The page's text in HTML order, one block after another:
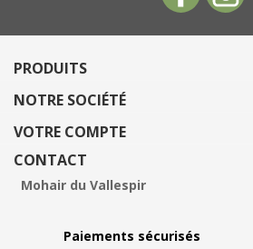
PRODUITS
NOTRE SOCIÉTÉ
VOTRE COMPTE
CONTACT
Mohair du Vallespir
Paiements sécurisés